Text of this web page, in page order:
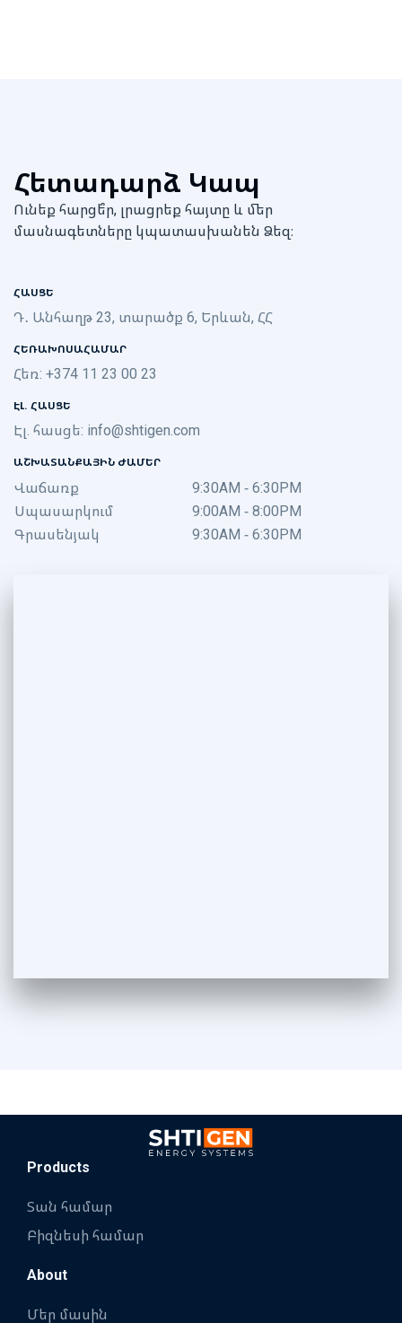
Հետադարձ Կապ
Ունեք հարցե՞ր, լրացրեք հայտը և մեր
մասնագետները կպատասխանեն Ձեզ։
ՀԱՍՑԵ
Դ․ Անհաղթ 23, տարածք 6, Երևան, ՀՀ
ՀԵՌԱԽՈՍԱՀԱՄԱՐ
Հեռ: +374 11 23 00 23
ԷԼ. ՀԱՍՑԵ
Էլ. հասցե: info@shtigen.com
ԱՇԽԱՏԱՆՔԱՅԻՆ ԺԱՄԵՐ
Վաճառք
9:30AM - 6:30PM
Սպասարկում
9:00AM - 8:00PM
Գրասենյակ
9:30AM - 6:30PM
Products
Տան համար
Բիզնեսի համար
About
Մեր մասին